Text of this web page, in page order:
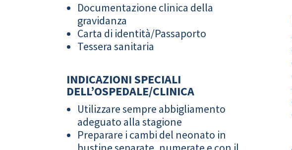
Documentazione clinica della
gravidanza
Carta di identità/Passaporto
Tessera sanitaria
INDICAZIONI SPECIALI
DELL’OSPEDALE/CLINICA
Utilizzare sempre abbigliamento
adeguato alla stagione
Preparare i cambi del neonato in